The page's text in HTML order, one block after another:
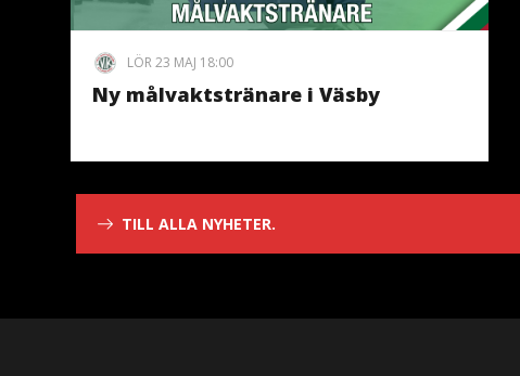
LÖR 23 MAJ 18:00
Ny målvaktstränare i Väsby
TILL ALLA NYHETER.